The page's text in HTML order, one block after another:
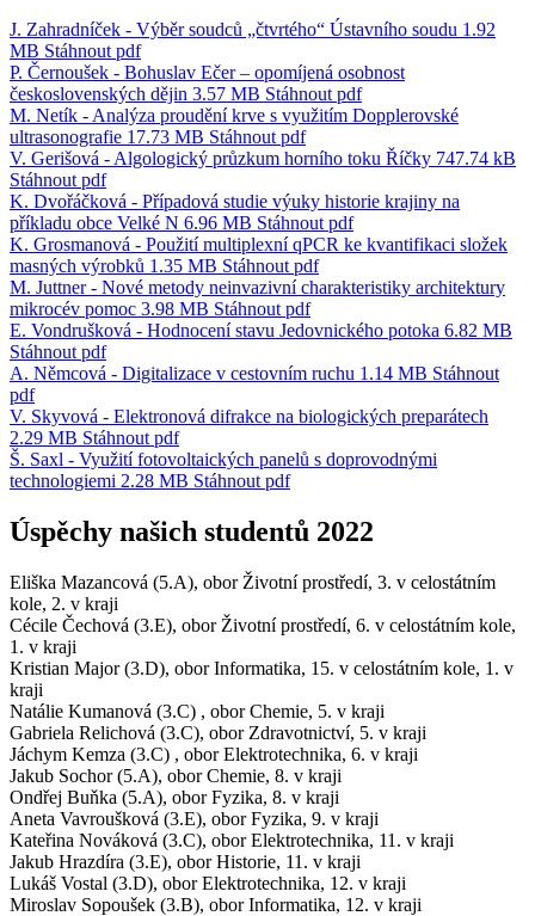
J. Zahradníček - Výběr soudců „čtvrtého“ Ústavního soudu 1.92
MB Stáhnout pdf
P. Černoušek - Bohuslav Ečer – opomíjená osobnost
československých dějin 3.57 MB Stáhnout pdf
M. Netík - Analýza proudění krve s využitím Dopplerovské
ultrasonografie 17.73 MB Stáhnout pdf
V. Gerišová - Algologický průzkum horního toku Říčky 747.74 kB
Stáhnout pdf
K. Dvořáčková - Případová studie výuky historie krajiny na
příkladu obce Velké N 6.96 MB Stáhnout pdf
K. Grosmanová - Použití multiplexní qPCR ke kvantifikaci složek
masných výrobků 1.35 MB Stáhnout pdf
M. Juttner - Nové metody neinvazivní charakteristiky architektury
mikrocév pomoc 3.98 MB Stáhnout pdf
E. Vondrušková - Hodnocení stavu Jedovnického potoka 6.82 MB
Stáhnout pdf
A. Němcová - Digitalizace v cestovním ruchu 1.14 MB Stáhnout
pdf
V. Skyvová - Elektronová difrakce na biologických preparátech
2.29 MB Stáhnout pdf
Š. Saxl - Využití fotovoltaických panelů s doprovodnými
technologiemi 2.28 MB Stáhnout pdf
Úspěchy našich studentů 2022
Eliška Mazancová (5.A), obor Životní prostředí, 3. v celostátním
kole, 2. v kraji
Cécile Čechová (3.E), obor Životní prostředí, 6. v celostátním kole,
1. v kraji
Kristian Major (3.D), obor Informatika, 15. v celostátním kole, 1. v
kraji
Natálie Kumanová (3.C) , obor Chemie, 5. v kraji
Gabriela Relichová (3.C), obor Zdravotnictví, 5. v kraji
Jáchym Kemza (3.C) , obor Elektrotechnika, 6. v kraji
Jakub Sochor (5.A), obor Chemie, 8. v kraji
Ondřej Buňka (5.A), obor Fyzika, 8. v kraji
Aneta Vavroušková (3.E), obor Fyzika, 9. v kraji
Kateřina Nováková (3.C), obor Elektrotechnika, 11. v kraji
Jakub Hrazdíra (3.E), obor Historie, 11. v kraji
Lukáš Vostal (3.D), obor Elektrotechnika, 12. v kraji
Miroslav Sopoušek (3.B), obor Informatika, 12. v kraji